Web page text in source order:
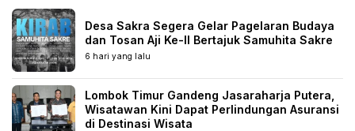
Desa Sakra Segera Gelar Pagelaran Budaya
dan Tosan Aji Ke-II Bertajuk Samuhita Sakre
6 hari yang lalu
Lombok Timur Gandeng Jasaraharja Putera,
Wisatawan Kini Dapat Perlindungan Asuransi
di Destinasi Wisata